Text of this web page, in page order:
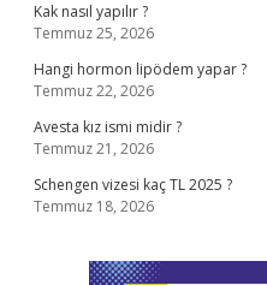
Kak nasıl yapılır ?
Temmuz 25, 2026
Hangi hormon lipödem yapar ?
Temmuz 22, 2026
Avesta kız ismi midir ?
Temmuz 21, 2026
Schengen vizesi kaç TL 2025 ?
Temmuz 18, 2026